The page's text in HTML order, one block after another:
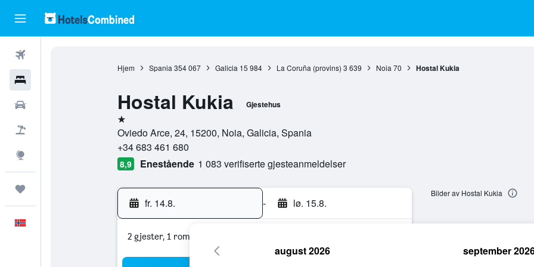
Hjem Spania 354 067 Galicia 15 984 La Coruña (provins) 3 639 Noia 70 Hostal Kukia
Hostal Kukia Gjestehus
1 stjerne
Oviedo Arce, 24, 15200, Noia, Galicia, Spania
+34 683 461 680
8,9 Enestående 1 083 verifiserte gjesteanmeldelser
fr. 14.8. - lø. 15.8.
2 gjester, 1 rom
Bilder av Hostal Kukia
august 2026 september